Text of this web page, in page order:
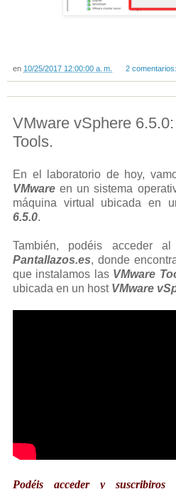
en 10/25/2017 12:00:00 a. m. 2 comentarios:
VMware vSphere
Tools.
En el laboratorio de hoy,
VMware en un sistema
máquina virtual ubicada en
6.5.0.
También, podéis acceder
Pantallazos.es, donde
que instalamos las VMware
ubicada en un host VMware
Podéis acceder y